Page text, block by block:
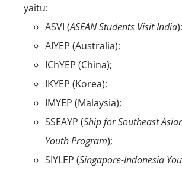
yaitu:
ASVI (ASEAN Students Visit India);
AIYEP (Australia);
IChYEP (China);
IKYEP (Korea);
IMYEP (Malaysia);
SSEAYP (Ship for Southeast
Youth Program);
SIYLEP (Singapore-Indonesia